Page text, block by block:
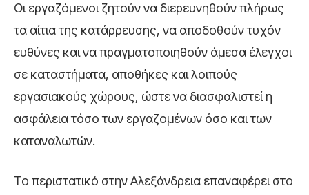
Οι εργαζόμενοι ζητούν να διερευνηθούν πλήρως
τα αίτια της κατάρρευσης, να αποδοθούν τυχόν
ευθύνες και να πραγματοποιηθούν άμεσα έλεγχοι
σε καταστήματα, αποθήκες και λοιπούς
εργασιακούς χώρους, ώστε να διασφαλιστεί η
ασφάλεια τόσο των εργαζομένων όσο και των
καταναλωτών.
Το περιστατικό στην Αλεξάνδρεια επαναφέρει στο